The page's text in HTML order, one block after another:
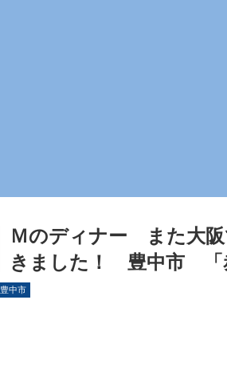
Ｍのディナー また大阪
きました！ 豊中市 「
豊中市